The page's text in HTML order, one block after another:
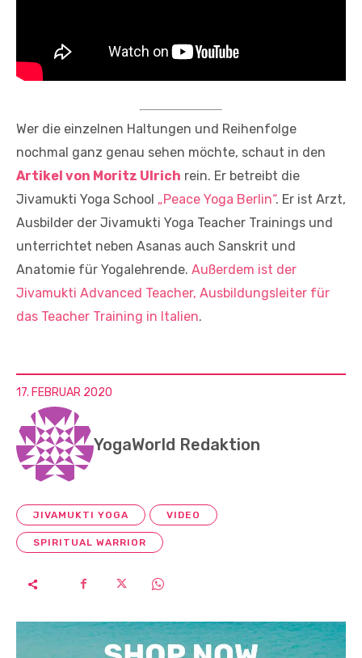
Wer die einzelnen Haltungen und Reihenfolge
nochmal ganz genau sehen möchte, schaut in den
Artikel von Moritz Ulrich rein. Er betreibt die
Jivamukti Yoga School „Peace Yoga Berlin“. Er ist Arzt,
Ausbilder der Jivamukti Yoga Teacher Trainings und
unterrichtet neben Asanas auch Sanskrit und
Anatomie für Yogalehrende. Außerdem ist der
Jivamukti Advanced Teacher, Ausbildungsleiter für
das Teacher Training in Italien.
17. FEBRUAR 2020
YogaWorld Redaktion
JIVAMUKTI YOGA VIDEO
SPIRITUAL WARRIOR